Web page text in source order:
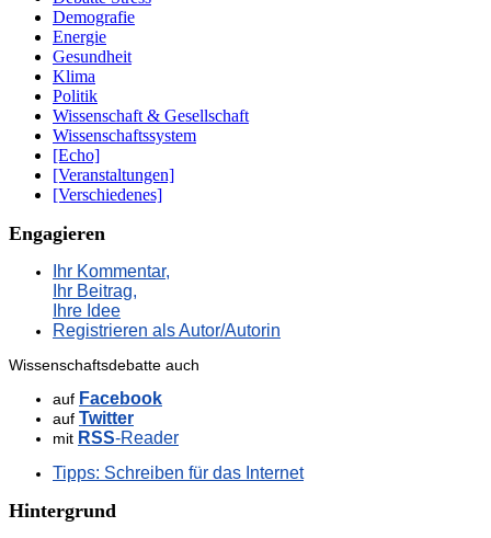
Demografie
Energie
Gesundheit
Klima
Politik
Wissenschaft & Gesellschaft
Wissenschaftssystem
[Echo]
[Veranstaltungen]
[Verschiedenes]
Engagieren
Ihr Kommentar,
Ihr Beitrag,
Ihre Idee
Registrieren als Autor/Autorin
Wissenschaftsdebatte auch
auf Facebook
auf Twitter
mit RSS-Reader
Tipps: Schreiben für das Internet
Hintergrund